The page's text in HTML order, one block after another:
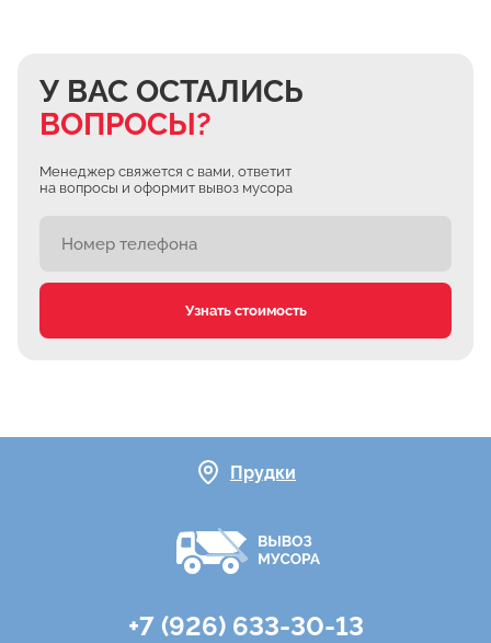
У ВАС ОСТАЛИСЬ
ВОПРОСЫ?
Менеджер свяжется с вами, ответит
на вопросы и оформит вывоз мусора
Узнать стоимость
Прудки
+7 (926) 633-30-13